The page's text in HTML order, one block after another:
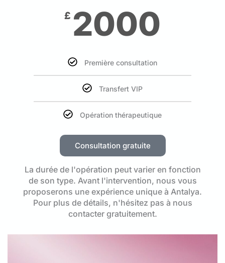
£ 2000
Première consultation
Transfert VIP
Opération thérapeutique
Consultation gratuite
La durée de l'opération peut varier en fonction
de son type. Avant l'intervention, nous vous
proposerons une expérience unique à Antalya.
Pour plus de détails, n'hésitez pas à nous
contacter gratuitement.